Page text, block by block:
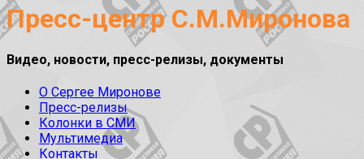
Пресс-центр С.М.Миронова
Видео, новости, пресс-релизы, документы
О Сергее Миронове
Пресс-релизы
Колонки в СМИ
Мультимедиа
Контакты